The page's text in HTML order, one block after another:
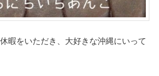
暇をいただき、大好きな沖縄にいって